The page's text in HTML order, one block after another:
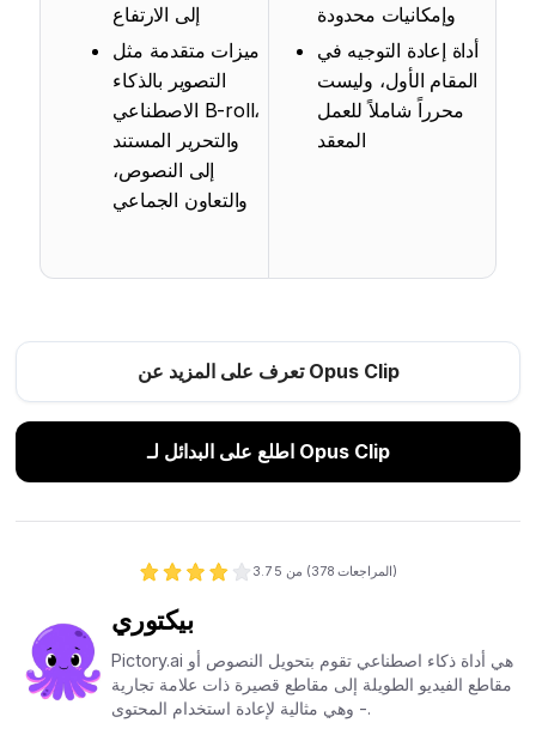
إلى الارتفاع
ميزات متقدمة مثل
التصوير بالذكاء
الاصطناعي B-roll،
والتحرير المستند
إلى النصوص،
والتعاون الجماعي
وإمكانيات محدودة
أداة إعادة التوجيه في
المقام الأول، وليست
محرراً شاملاً للعمل
المعقد
تعرف على المزيد عن Opus Clip
اطلع على البدائل لـ Opus Clip
3.7 من 5 (378 المراجعات)
بيكتوري
Pictory.ai هي أداة ذكاء اصطناعي تقوم بتحويل النصوص أو
مقاطع الفيديو الطويلة إلى مقاطع قصيرة ذات علامة تجارية
- وهي مثالية لإعادة استخدام المحتوى.